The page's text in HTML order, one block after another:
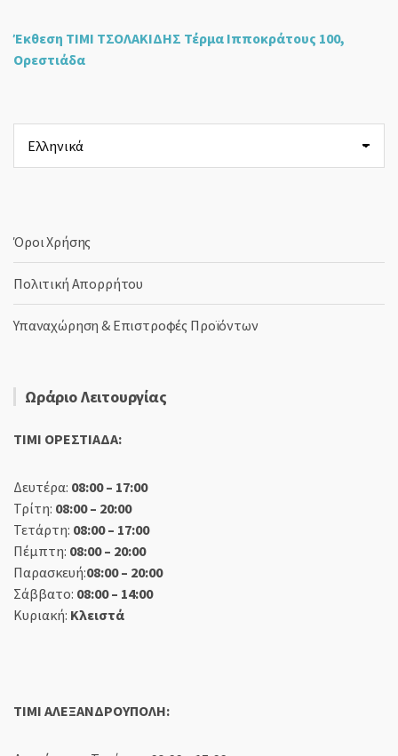
Έκθεση ΤΙΜΙ ΤΣΟΛΑΚΙΔΗΣ Τέρμα Ιπποκράτους 100,
Ορεστιάδα
μια
γλώσσα
Όροι Χρήσης
Πολιτική Απορρήτου
Υπαναχώρηση & Επιστροφές Προϊόντων
Ωράριο Λειτουργίας
TIMI ΟΡΕΣΤΙΑΔΑ:
Δευτέρα: 08:00 – 17:00
Τρίτη: 08:00 – 20:00
Τετάρτη: 08:00 – 17:00
Πέμπτη: 08:00 – 20:00
Παρασκευή:08:00 – 20:00
Σάββατο: 08:00 – 14:00
Κυριακή: Κλειστά
TIMI ΑΛΕΞΑΝΔΡΟΥΠΟΛΗ: